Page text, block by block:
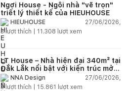
Ngơi House - Ngôi nhà "vẽ trọn"
triết lý thiết kế của HIEUHOUSE
HIEUHOUSE
27/06/2026,
3lượt thích | 11.308 lượt xem
LT House – Nhà hiện đại 340m² tại
Đắk Lắk nổi bật với kiến trúc mở
và hệ sân vườn kết nối thiên
nhiên
NNA Design
27/06/2026,
3lượt thích | 15.861 lượt xem